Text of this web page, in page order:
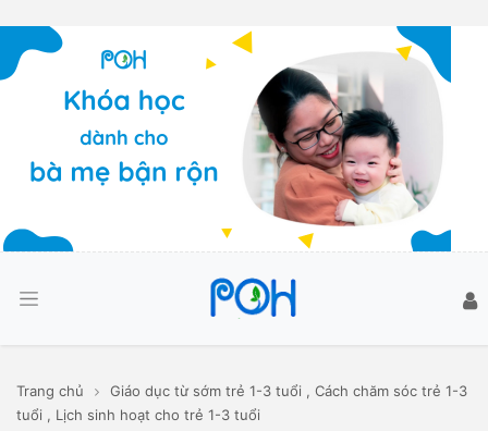
Trang chủ Giáo dục từ sớm trẻ 1-3 tuổi , Cách chăm sóc trẻ 1-3
tuổi , Lịch sinh hoạt cho trẻ 1-3 tuổi